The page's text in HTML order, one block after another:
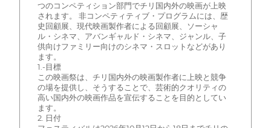
つのコンペティション部門でチリ国内外の映画が上映
されます。 非コンペティティブ・プログラムには、歴
史回顧展、現代映画製作者による回顧展、ソーシャ
ル・シネマ、アバンギャルド・シネマ、ジャンル、子
供向けファミリー向けのシネマ・スロットなどがあり
ます。
1.-目標
この映画祭は、チリ国内外の映画製作者に上映と競争
の場を提供し、そうすることで、芸術的クオリティの
高い国内外の映画作品を宣伝することを目的としてい
ます。
2. 日付